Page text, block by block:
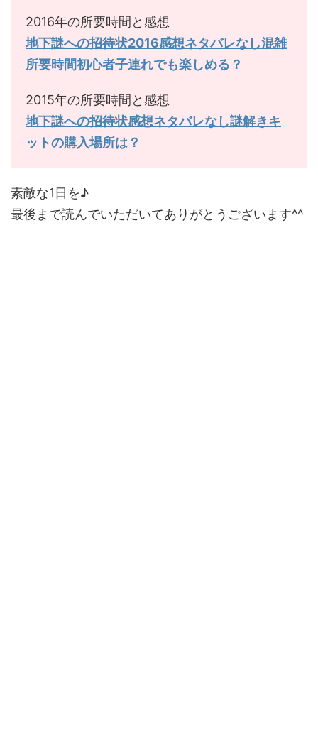
2016年の所要時間と感想
地下謎への招待状2016感想ネタバレなし混雑
所要時間初心者子連れでも楽しめる？
2015年の所要時間と感想
地下謎への招待状感想ネタバレなし謎解きキ
ットの購入場所は？
素敵な1日を♪
最後まで読んでいただいてありがとうございます^^